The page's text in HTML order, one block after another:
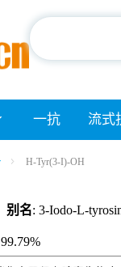
一抗 流式
H-Tyr(3-I)-OH
别名: 3-Iodo-L-